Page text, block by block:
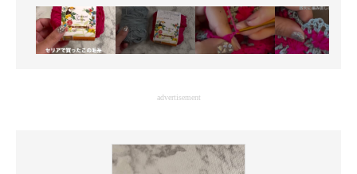
マーケ×ITの今がよく分かる
ITエンジニア向け専門サイト
製造業のIT導入・活用を支援
advertisement